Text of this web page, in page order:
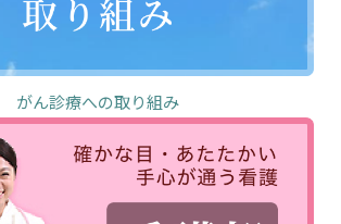
がん診療への取り組み